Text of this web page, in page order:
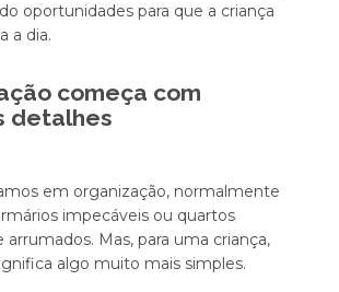
oportunidades para que a criança
a dia.
começa com
detalhes
em organização, normalmente
impecáveis ou quartos
Mas, para uma criança,
algo muito mais simples.